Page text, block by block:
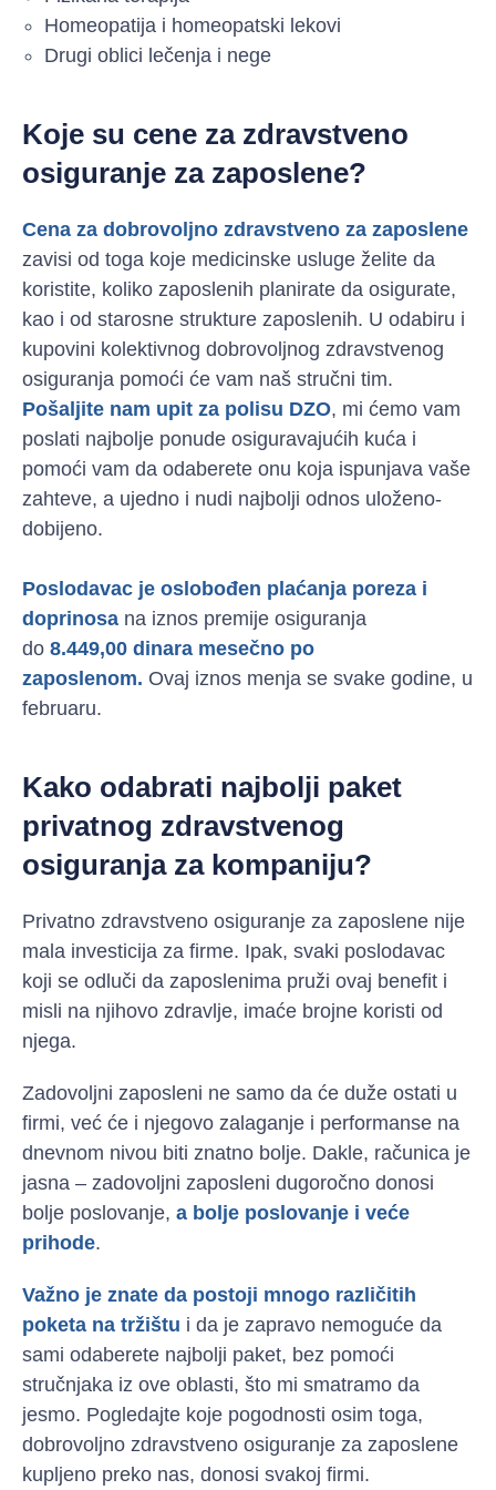
Homeopatija i homeopatski lekovi
Drugi oblici lečenja i nege
Koje su cene za zdravstveno
osiguranje za zaposlene?
Cena za dobrovoljno zdravstveno za zaposlene
zavisi od toga koje medicinske usluge želite da
koristite, koliko zaposlenih planirate da osigurate,
kao i od starosne strukture zaposlenih. U odabiru i
kupovini kolektivnog dobrovoljnog zdravstvenog
osiguranja pomoći će vam naš stručni tim.
Pošaljite nam upit za polisu DZO, mi ćemo vam
poslati najbolje ponude osiguravajućih kuća i
pomoći vam da odaberete onu koja ispunjava vaše
zahteve, a ujedno i nudi najbolji odnos uloženo-
dobijeno.
Poslodavac je oslobođen plaćanja poreza i
doprinosa na iznos premije osiguranja
do 8.449,00 dinara mesečno po
zaposlenom. Ovaj iznos menja se svake godine, u
februaru.
Kako odabrati najbolji paket
privatnog zdravstvenog
osiguranja za kompaniju?
Privatno zdravstveno osiguranje za zaposlene nije
mala investicija za firme. Ipak, svaki poslodavac
koji se odluči da zaposlenima pruži ovaj benefit i
misli na njihovo zdravlje, imaće brojne koristi od
njega.
Zadovoljni zaposleni ne samo da će duže ostati u
firmi, već će i njegovo zalaganje i performanse na
dnevnom nivou biti znatno bolje. Dakle, računica je
jasna – zadovoljni zaposleni dugoročno donosi
bolje poslovanje, a bolje poslovanje i veće
prihode.
Važno je znate da postoji mnogo različitih
poketa na tržištu i da je zapravo nemoguće da
sami odaberete najbolji paket, bez pomoći
stručnjaka iz ove oblasti, što mi smatramo da
jesmo. Pogledajte koje pogodnosti osim toga,
dobrovoljno zdravstveno osiguranje za zaposlene
kupljeno preko nas, donosi svakoj firmi.